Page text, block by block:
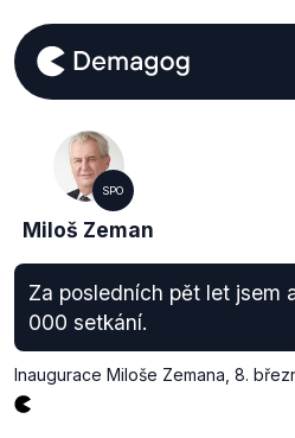
SPO
Miloš Zeman
Za posledních pět let jsem
000 setkání.
Inaugurace Miloše Zemana 8.